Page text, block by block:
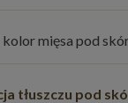
mięsa pod
tłuszczu pod